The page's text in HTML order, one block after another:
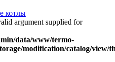
котлы
argument supplied for
data/www/termo-
modification/catalog/view/